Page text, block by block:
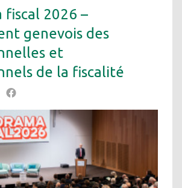
fiscal 2026 –
genevois des
et
de la fiscalité